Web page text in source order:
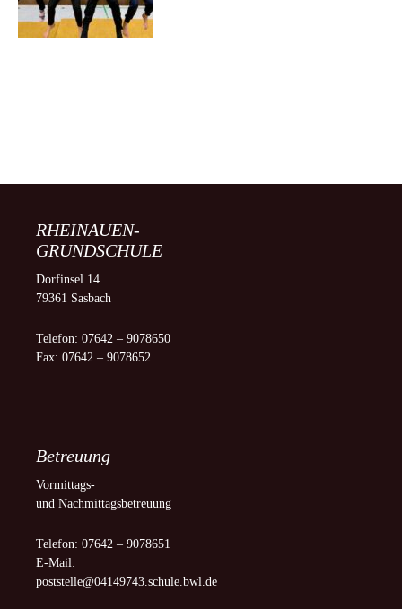
RHEINAUEN-
GRUNDSCHULE
Dorfinsel 14
79361 Sasbach
Telefon: 07642 – 9078650
Fax: 07642 – 9078652
Betreuung
Vormittags-
und Nachmittagsbetreuung
Telefon: 07642 – 9078651
E-Mail:
poststelle@04149743.schule.bwl.de